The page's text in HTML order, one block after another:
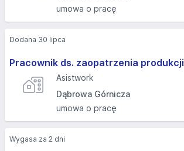
umowa o pracę
Pracownik ds. zaopatrzenia produkcji
Asistwork
Dąbrowa Górnicza
umowa o pracę
Dodana 30 lipca
Wygasa za 2 dni